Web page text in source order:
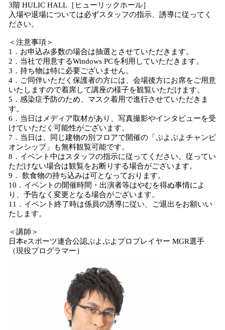
3階 HULIC HALL［ヒューリックホール］
入場や退場については必ずスタッフの指示、誘導に従ってく
ださい。
＜注意事項＞
1．お申込み多数の場合は抽選とさせていただきます。
2．当社で用意するWindows PCを利用していただきます。
3．持ち物は特に必要ございません。
4．ご同伴いただく保護者の方には、会場後方にお席をご用意
いたしますので着席して講座の様子を観覧いただけます。
5．感染症予防のため、マスク着用で進行させていただきま
す。
6．当日はメディア取材があり、写真撮影やインタビューを受
けていただく可能性がございます。
7．当日は、同じ建物の別フロアで開催の「ぷよぷよチャンピ
オンシップ」も無料観覧可能です。
8．イベント中はスタッフの指示に従ってください。従ってい
ただけない場合は観覧をお断りする場合がございます。
9． 飲食物の持ち込みは可となっております。
10．イベントの開催時間・出演者等はやむを得ぬ事情によ
り、予告なく変更となる場合がございます。
11．イベント終了時は係員の誘導に従い、ご退出をお願いい
たします。
＜講師＞
日本eスポーツ連合公認ぷよぷよプロプレイヤー MGR選手
（現役プログラマー）